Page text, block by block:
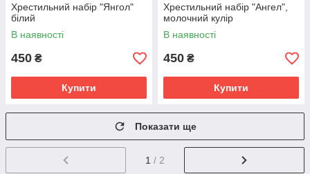
Хрестильний набір "Янгол"
білий
В наявності
450 ₴
Купити
Хрестильний набір "Ангел",
молочний кулір
В наявності
450 ₴
Купити
Показати ще
1 / 2